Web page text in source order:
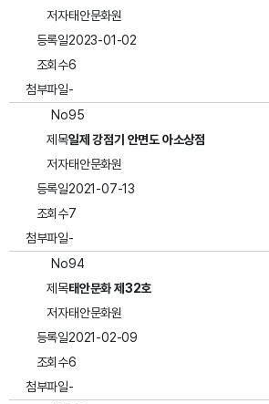
저자태안문화원
등록일2023-01-02
조회수6
첨부파일-
No95
제목일제 강점기 안면도 아소상점
저자태안문화원
등록일2021-07-13
조회수7
첨부파일-
No94
제목태안문화 제32호
저자태안문화원
등록일2021-02-09
조회수6
첨부파일-